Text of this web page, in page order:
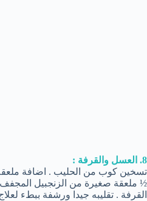
8. العسل والقرفة :
تسخين كوب من الحليب . اضافة
½ ملعقة صغيرة من الزنجبيل
القرفة . تقليبه جيدا ورشفة ببطء